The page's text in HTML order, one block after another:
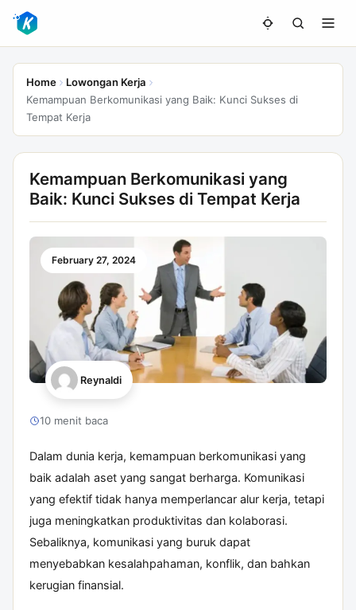
Home
Lowongan Kerja
Kemampuan Berkomunikasi yang Baik: Kunci Sukses di
Tempat Kerja
Kemampuan Berkomunikasi yang
Baik: Kunci Sukses di Tempat Kerja
February 27, 2024
Reynaldi
10 menit baca
Dalam dunia kerja, kemampuan berkomunikasi yang
baik adalah aset yang sangat berharga. Komunikasi
yang efektif tidak hanya memperlancar alur kerja, tetapi
juga meningkatkan produktivitas dan kolaborasi.
Sebaliknya, komunikasi yang buruk dapat
menyebabkan kesalahpahaman, konflik, dan bahkan
kerugian finansial.